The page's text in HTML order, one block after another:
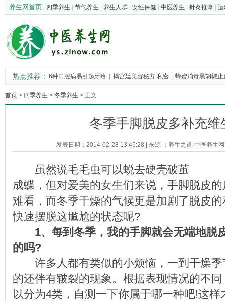
养生网首页 四季养生 节气养生 养生人群 女性保健 中医养生 针灸推拿
热点推荐： 6种口腔病易引起牙疼 揭宫廷美容秘方 私密
蜂蜜消毒黑胡椒
首页 > 四季养生 > 冬季养生 > 正文
冬季手脚脱皮多补充维
发表日期：2014-02-28 13:45:28 来源 ： 养生之道-中医养生网
虽然说毛毛虫可以蜕去硬壳破茧
成蝶，但对爱美的女生们来说，手脚脱皮
难看，而冬季干燥的气候更是加剧了脱皮
快速摆脱这尴尬的状态呢?
1、每到冬季，我的手脚就会无端地脱
的吗?
许多人都有类似的小烦恼，一到干燥季
的还伴有皲裂的现象。根据表现情况的不
以分为4类，自测一下你属于哪一种吧!这